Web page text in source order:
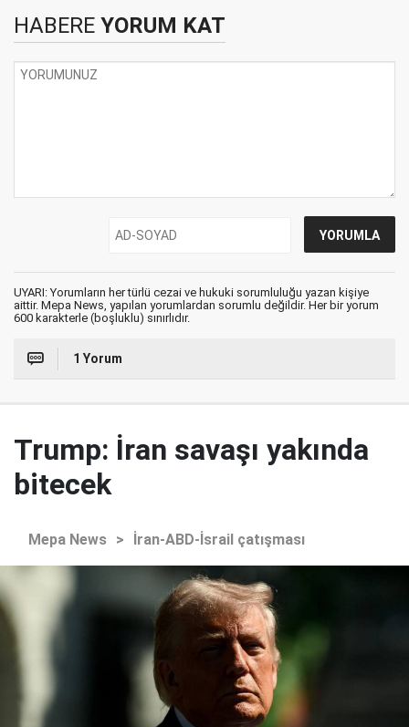
HABERE YORUM KAT
UYARI: Yorumların her türlü cezai ve hukuki sorumluluğu yazan kişiye
aittir. Mepa News, yapılan yorumlardan sorumlu değildir. Her bir yorum
600 karakterle (boşluklu) sınırlıdır.
1 Yorum
Trump: İran savaşı yakında
bitecek
Mepa News > İran-ABD-İsrail çatışması